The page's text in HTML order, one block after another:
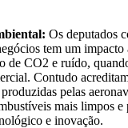
Os deputados
tem um
de CO2 e ruído,
Contudo
pelas
mais limpos e
e inovação.